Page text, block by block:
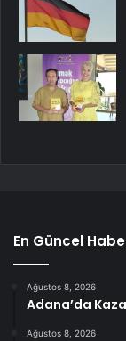
En Güncel
Ağustos 8, 2026
Adana’da
Ağustos 8, 2026